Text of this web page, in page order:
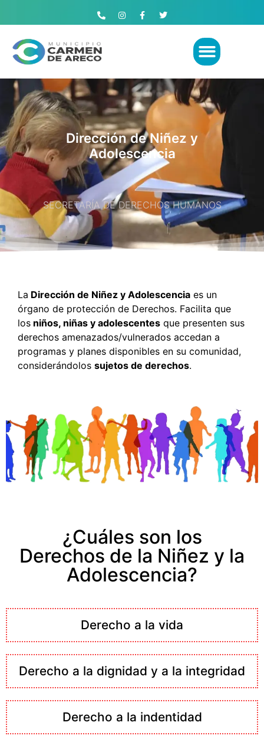
Dirección de Niñez y
Adolescencia
SECRETARÍA DE DERECHOS HUMANOS
La Dirección de Niñez y Adolescencia es un
órgano de protección de Derechos. Facilita que
los niños, niñas y adolescentes que presenten sus
derechos amenazados/vulnerados accedan a
programas y planes disponibles en su comunidad,
considerándolos sujetos de derechos.
¿Cuáles son los
Derechos de la Niñez y la
Adolescencia?
Derecho a la vida
Derecho a la dignidad y a la integridad
Derecho a la indentidad